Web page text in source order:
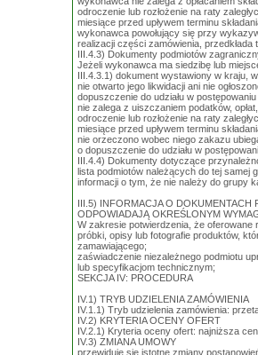
odroczenie lub rozłożenie na raty
miesiące przed upływem terminu
wykonawca powołujący się przy
realizacji części zamówienia,
III.4.3) Dokumenty podmiotów
Jeżeli wykonawca ma siedzibę lub
III.4.3.1) dokument wystawiony w kraju,
nie otwarto jego likwidacji ani nie
dopuszczenie do udziału w
nie zalega z uiszczaniem podatków,
odroczenie lub rozłożenie na raty
miesiące przed upływem terminu
nie orzeczono wobec niego zakazu
o dopuszczenie do udziału w
III.4.4) Dokumenty dotyczące
lista podmiotów należących do tej samej
informacji o tym, że nie należy do grupy
III.5) INFORMACJA O
ODPOWIADAJĄ OKREŚLONYM
W zakresie potwierdzenia, że oferowane
próbki, opisy lub fotografie produktów,
zamawiającego;
zaświadczenie niezależnego podmiotu
lub specyfikacjom technicznym;
SEKCJA IV: PROCEDURA
IV.1) TRYB UDZIELENIA ZAMÓWIENIA
IV.1.1) Tryb udzielenia zamówienia:
IV.2) KRYTERIA OCENY OFERT
IV.2.1) Kryteria oceny ofert: najniższa
IV.3) ZMIANA UMOWY
przewiduje się istotne zmiany